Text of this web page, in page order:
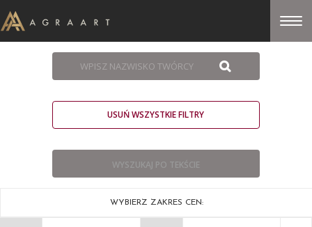
USUŃ WSZYSTKIE FILTRY
WYBIERZ ZAKRES CEN: